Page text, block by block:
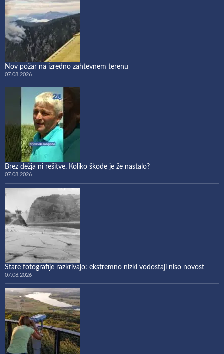
Nov požar na izredno zahtevnem terenu
07.08.2026
Brez dežja ni rešitve. Koliko škode je že nastalo?
07.08.2026
Stare fotografije razkrivajo: ekstremno nizki vodostaji niso novost
07.08.2026